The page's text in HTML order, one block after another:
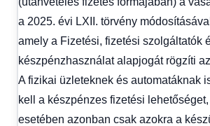
a 2025. évi LXII. törvény
amely a Fizetési, fizetési szolgáltatók
készpénzhasználat alapjogát rögzíti
A fizikai üzleteknek és automatáknak
kell a készpénzes fizetési
esetében azonban csak azokra a